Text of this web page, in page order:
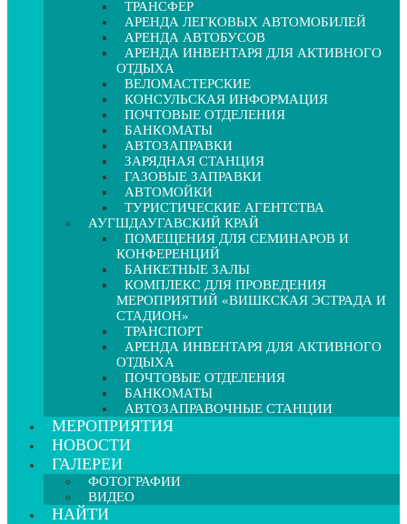
ТРАНСФЕР
АРЕНДА ЛЕГКОВЫХ АВТОМОБИЛЕЙ
АРЕНДА АВТОБУСОВ
АРЕНДА ИНВЕНТАРЯ ДЛЯ АКТИВНОГО
ОТДЫХА
ВЕЛОМАСТЕРСКИЕ
КОНСУЛЬСКАЯ ИНФОРМАЦИЯ
ПОЧТОВЫЕ ОТДЕЛЕНИЯ
БАНКОМАТЫ
АВТОЗАПРАВКИ
ЗАРЯДНАЯ СТАНЦИЯ
ГАЗОВЫЕ ЗАПРАВКИ
АВТОМОЙКИ
ТУРИСТИЧЕСКИЕ АГЕНТСТВА
АУГШДАУГАВСКИЙ КРАЙ
ПОМЕЩЕНИЯ ДЛЯ СЕМИНАРОВ И
КОНФЕРЕНЦИЙ
БАНКЕТНЫЕ ЗАЛЫ
КОМПЛЕКС ДЛЯ ПРОВЕДЕНИЯ
МЕРОПРИЯТИЙ «ВИШКСКАЯ ЭСТРАДА И
СТАДИОН»
ТРАНСПОРТ
АРЕНДА ИНВЕНТАРЯ ДЛЯ АКТИВНОГО
ОТДЫХА
ПОЧТОВЫЕ ОТДЕЛЕНИЯ
БАНКОМАТЫ
АВТОЗАПРАВОЧНЫЕ СТАНЦИИ
МЕРОПРИЯТИЯ
НОВОСТИ
ГАЛЕРЕИ
ФОТОГРАФИИ
ВИДЕО
НАЙТИ